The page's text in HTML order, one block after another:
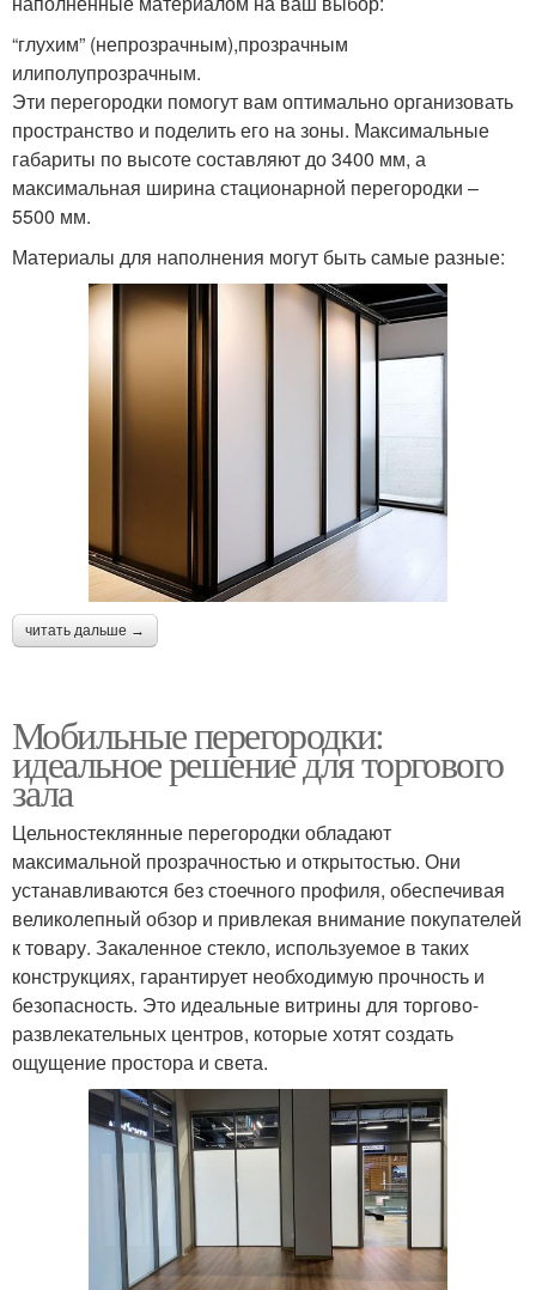
“глухим” (непрозрачным),прозрачным
илиполупрозрачным.
Эти перегородки помогут вам оптимально организовать
пространство и поделить его на зоны. Максимальные
габариты по высоте составляют до 3400 мм, а
максимальная ширина стационарной перегородки –
5500 мм.
Материалы для наполнения могут быть самые разные:
читать дальше →
Мобильные перегородки:
идеальное решение для торгового
зала
Цельностеклянные перегородки обладают
максимальной прозрачностью и открытостью. Они
устанавливаются без стоечного профиля, обеспечивая
великолепный обзор и привлекая внимание покупателей
к товару. Закаленное стекло, используемое в таких
конструкциях, гарантирует необходимую прочность и
безопасность. Это идеальные витрины для торгово-
развлекательных центров, которые хотят создать
ощущение простора и света.